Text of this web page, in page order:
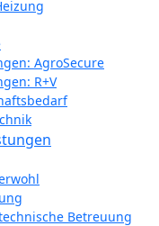
AgroSecure
R+V
Betreuung